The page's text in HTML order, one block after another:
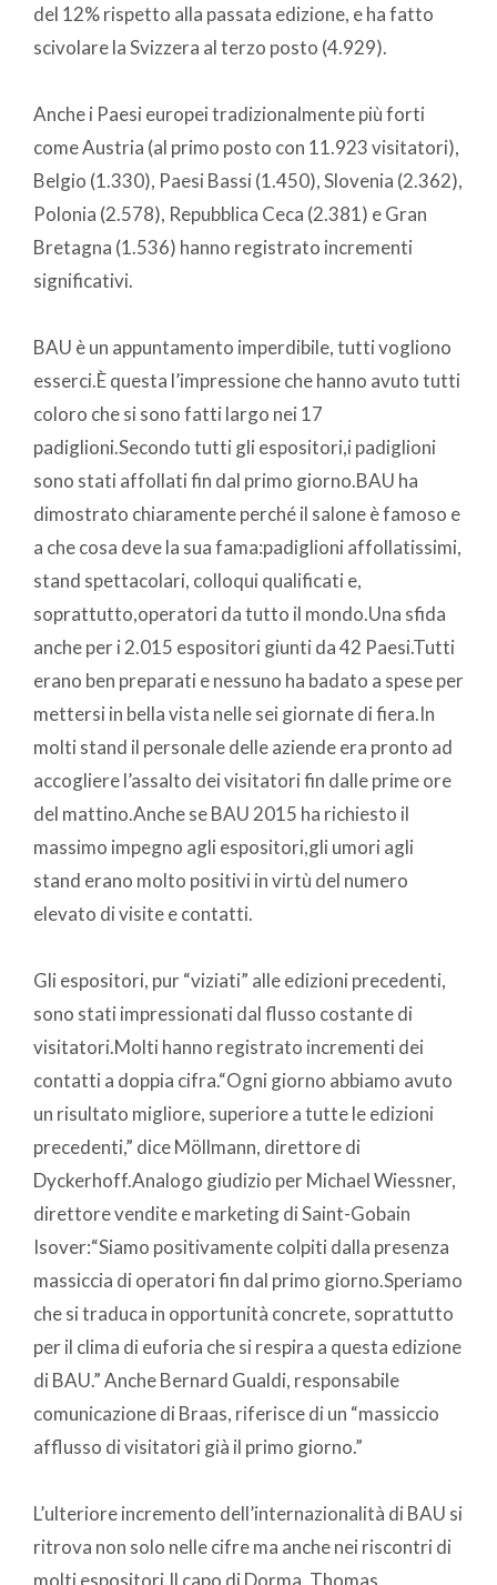
del 12% rispetto alla passata edizione, e ha fatto
scivolare la Svizzera al terzo posto (4.929).
Anche i Paesi europei tradizionalmente più forti
come Austria (al primo posto con 11.923 visitatori),
Belgio (1.330), Paesi Bassi (1.450), Slovenia (2.362),
Polonia (2.578), Repubblica Ceca (2.381) e Gran
Bretagna (1.536) hanno registrato incrementi
significativi.
BAU è un appuntamento imperdibile, tutti vogliono
esserci.È questa l’impressione che hanno avuto tutti
coloro che si sono fatti largo nei 17
padiglioni.Secondo tutti gli espositori,i padiglioni
sono stati affollati fin dal primo giorno.BAU ha
dimostrato chiaramente perché il salone è famoso e
a che cosa deve la sua fama:padiglioni affollatissimi,
stand spettacolari, colloqui qualificati e,
soprattutto,operatori da tutto il mondo.Una sfida
anche per i 2.015 espositori giunti da 42 Paesi.Tutti
erano ben preparati e nessuno ha badato a spese per
mettersi in bella vista nelle sei giornate di fiera.In
molti stand il personale delle aziende era pronto ad
accogliere l’assalto dei visitatori fin dalle prime ore
del mattino.Anche se BAU 2015 ha richiesto il
massimo impegno agli espositori,gli umori agli
stand erano molto positivi in virtù del numero
elevato di visite e contatti.
Gli espositori, pur “viziati” alle edizioni precedenti,
sono stati impressionati dal flusso costante di
visitatori.Molti hanno registrato incrementi dei
contatti a doppia cifra.“Ogni giorno abbiamo avuto
un risultato migliore, superiore a tutte le edizioni
precedenti,” dice Möllmann, direttore di
Dyckerhoff.Analogo giudizio per Michael Wiessner,
direttore vendite e marketing di Saint-Gobain
Isover:“Siamo positivamente colpiti dalla presenza
massiccia di operatori fin dal primo giorno.Speriamo
che si traduca in opportunità concrete, soprattutto
per il clima di euforia che si respira a questa edizione
di BAU.” Anche Bernard Gualdi, responsabile
comunicazione di Braas, riferisce di un “massiccio
afflusso di visitatori già il primo giorno.”
L’ulteriore incremento dell’internazionalità di BAU si
ritrova non solo nelle cifre ma anche nei riscontri di
molti espositori.Il capo di Dorma, Thomas